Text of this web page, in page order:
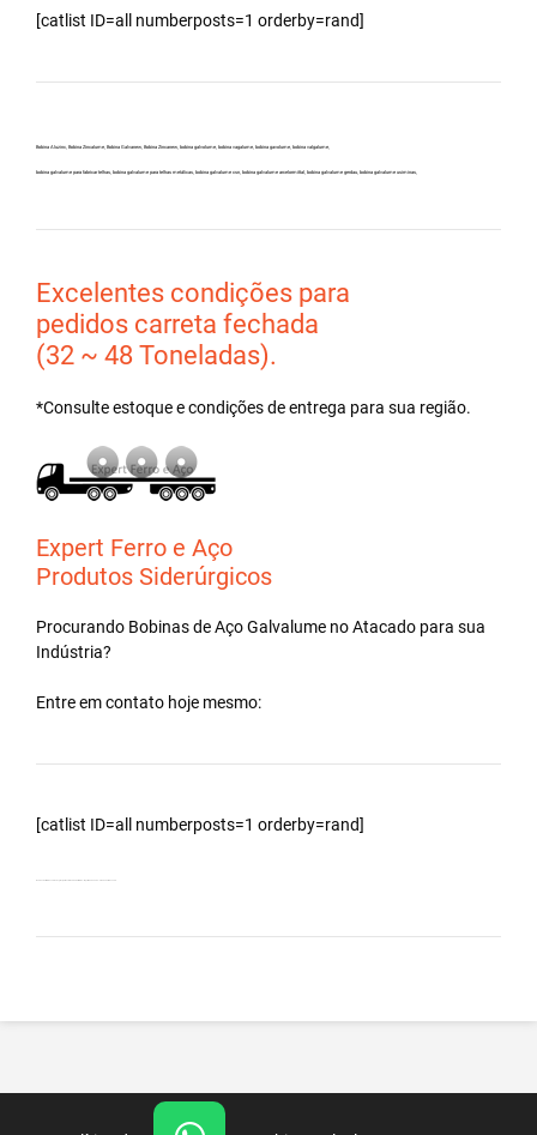
[catlist ID=all numberposts=1 orderby=rand]
Bobina Aluzinc, Bobina Zincalume, Bobina Galvanew, Bobina Zincanew, bobina galvolume, bobina vagalume, bobina gavolume, bobina valgalume,
bobina galvalume para fabricar telhas, bobina galvalume para telhas metálicas, bobina galvalume csn, bobina galvalume arcelormittal, bobina galvalume gerdau, bobina galvalume usiminas,
Excelentes condições para
pedidos carreta fechada
(32 ~ 48 Toneladas).
*Consulte estoque e condições de entrega para sua região.
Expert Ferro e Aço
Produtos Siderúrgicos
Procurando Bobinas deAço Galvalume noAtacado para sua
Indústria?
Entre em contato hoje mesmo:
[catlist ID=all numberposts=1 orderby=rand]